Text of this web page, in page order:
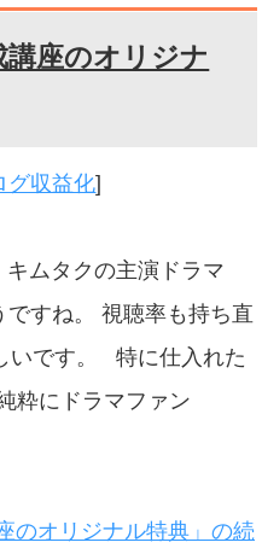
座のオリジナ
グ収益化]
ムタクの主演ドラマ
ですね。 視聴率も持ち直
いです。 特に仕入れた
粋にドラマファン
のオリジナル特典」の続